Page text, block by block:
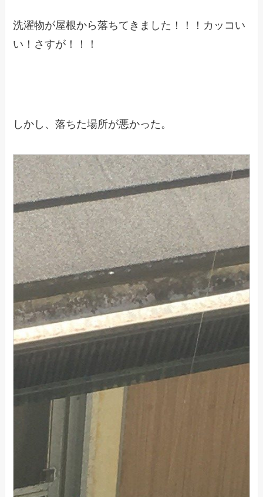
洗濯物が屋根から落ちてきました！！！カッコい
い！さすが！！！
しかし、落ちた場所が悪かった。